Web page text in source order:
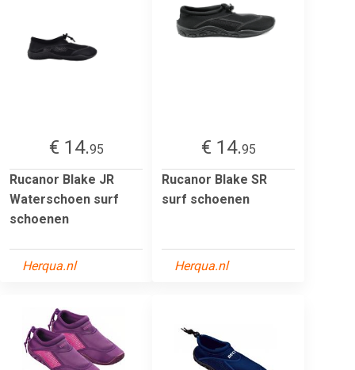
€ 14.95
Rucanor Blake JR
Waterschoen surf
schoenen
Herqua.nl
€ 14.95
Rucanor Blake SR
surf schoenen
Herqua.nl